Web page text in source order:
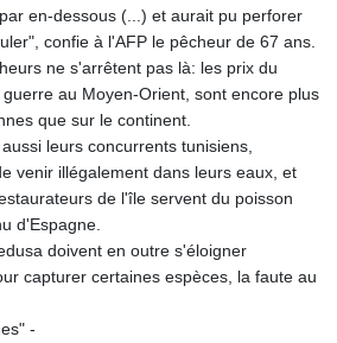
LKR 387.05831
LRD 208.222897
LSL 18.925383
LTL 3.411323
LVL 0.698834
LYD 7.342475
MAD 10.751835
MDL 20.043627
MGA 4910.290079
MKD 61.505179
MMK 2425.340128
en-dessous (...) et aurait pu perforer
confie à l'AFP le pêcheur de 67 ans.
ne s'arrêtent pas là: les prix du
au Moyen-Orient, sont encore plus
que sur le continent.
leurs concurrents tunisiens,
venir illégalement dans leurs eaux, et
de l'île servent du poisson
d'Espagne.
doivent en outre s'éloigner
capturer certaines espèces, la faute au
-